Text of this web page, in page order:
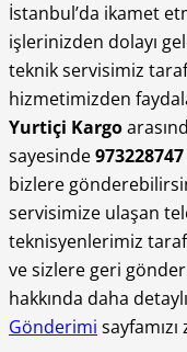
İstanbul’da ikamet
işlerinizden dolayı
teknik servisimiz
hizmetimizden
Yurtiçi Kargo
sayesinde973228747
bizlere
servisimize ulaşan
teknisyenlerimiz
ve sizlere geri
hakkında daha
Gönderimi